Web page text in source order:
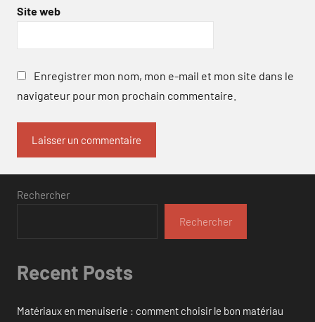
Site web
Enregistrer mon nom, mon e-mail et mon site dans le
navigateur pour mon prochain commentaire.
Rechercher
Rechercher
Recent Posts
Matériaux en menuiserie : comment choisir le bon matériau